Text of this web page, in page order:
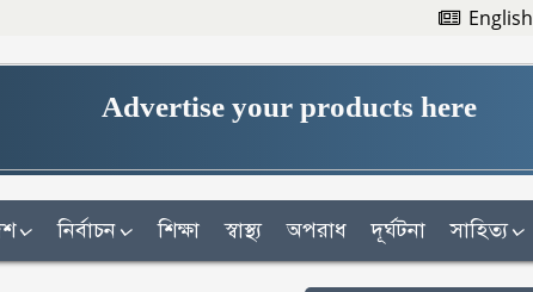
English
Advertise your products here
নির্বাচন শিক্ষা স্বাস্থ্য অপরাধ দূর্ঘটনা সাহিত্য